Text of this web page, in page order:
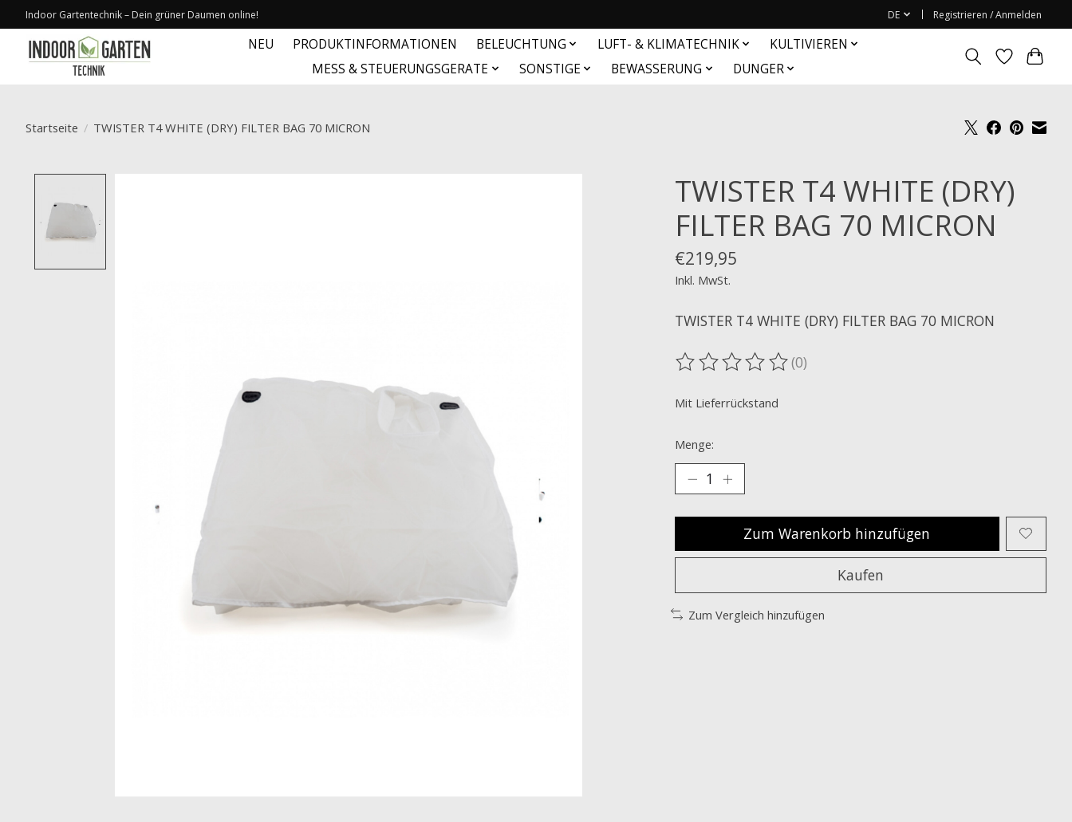
Indoor Gartentechnik – Dein grüner Daumen online! DE Registrieren / Anmelden
NEU PRODUKTINFORMATIONEN BELEUCHTUNG LUFT- & KLIMATECHNIK
KULTIVIEREN
MESS & STEUERUNGSGERATE
SONSTIGE BEWASSERUNG DUNGER
Startseite / TWISTER T4 WHITE (DRY) FILTER BAG 70 MICRON
TWISTER T4 WHITE (DRY)
FILTER BAG 70 MICRON
€219,95
Inkl. MwSt.
TWISTER T4 WHITE (DRY) FILTER BAG 70 MICRON
Die Bewertung dieses Produkts ist
(0)
Mit Lieferrückstand
Menge:
Zum Warenkorb hinzufügen
Kaufen
Zum Vergleich hinzufügen